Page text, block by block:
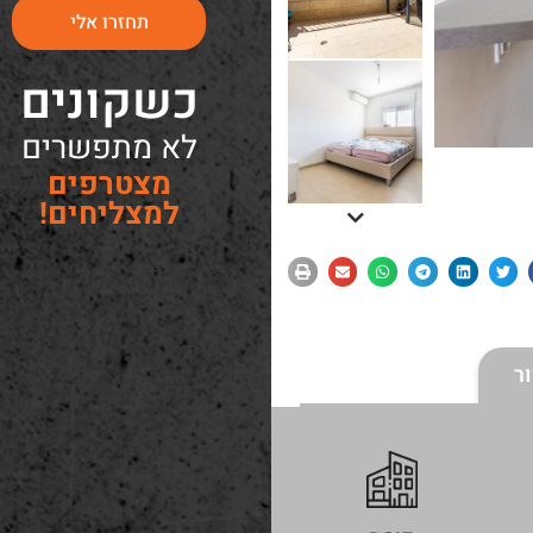
תחזרו אלי
כשקונים
לא מתפשרים
מצטרפים
למצליחים!